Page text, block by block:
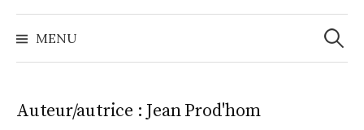
MENU
Auteur/autrice : Jean Prod'hom